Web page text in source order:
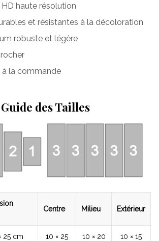
haute résolution
et résistantes à la décoloration
robuste et légère
la commande
Guide des Tailles
Centre Milieu Extérieur
25 cm 10 × 25 10 × 20 10 × 15